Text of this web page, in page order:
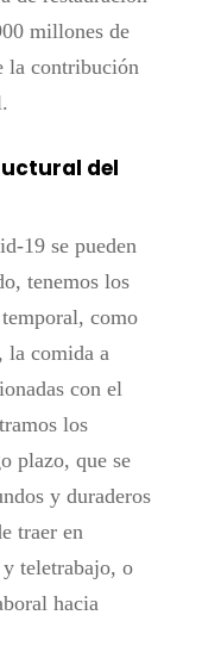
millones de
la contribución
del
19 se pueden
tenemos los
como
la comida a
con el
los
plazo, que se
y duraderos
traer en
teletrabajo, o
hacia